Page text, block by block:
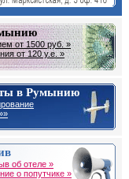
от 1500 руб. »
от 120 у.е. »
в Румынию
об отеле »
о попутчике »